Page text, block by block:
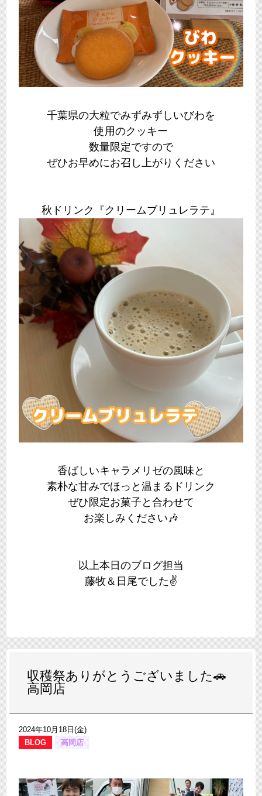
千葉県の大粒でみずみずしいびわを
使用のクッキー
数量限定ですので
ぜひお早めにお召し上がりください
秋ドリンク『クリームブリュレラテ』
香ばしいキャラメリゼの風味と
素朴な甘みでほっと温まるドリンク
ぜひ限定お菓子と合わせて
お楽しみください🎶
以上本日のブログ担当
藤牧＆日尾でした✌
収穫祭ありがとうございました🚗
高岡店
2024年10月18日(金)
BLOG
高岡店